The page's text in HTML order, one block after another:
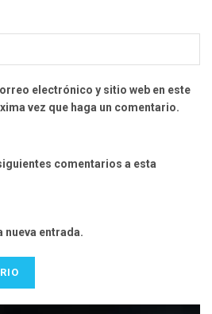
electrónico y sitio web en este
vez que haga un comentario.
comentarios a esta
nueva entrada.